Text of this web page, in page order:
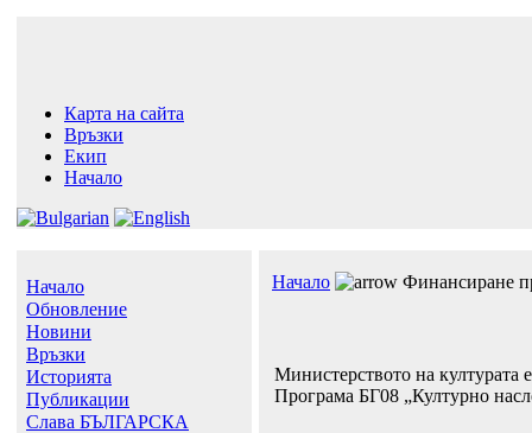
Карта на сайта
Връзки
Екип
Начало
Начало
Обновление
Новини
Връзки
Историята
Публикации
Слава БЪЛГАРСКА
Начало Финансиране
Министерството на културата
Програма БГ08 „Културно